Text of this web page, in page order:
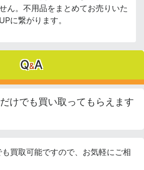
ん。不用品をまとめてお売りいた
に繋がります。
Q&A
けでも買い取ってもらえます
も買取可能ですので、お気軽にご相